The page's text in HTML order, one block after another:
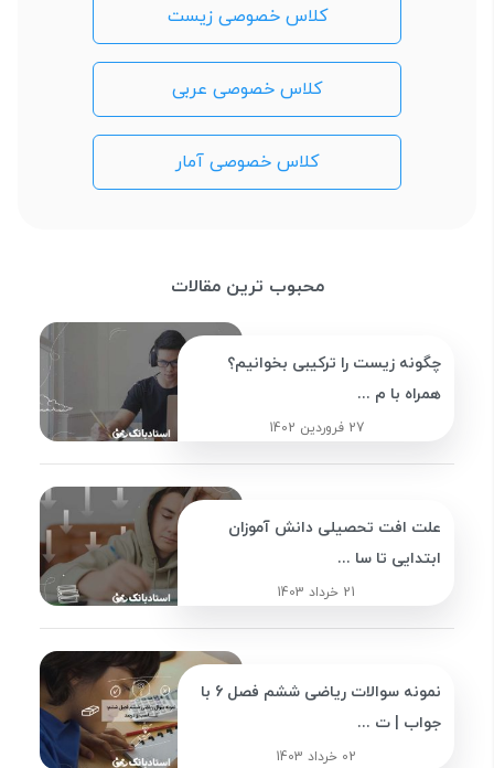
کلاس خصوصی زیست
کلاس خصوصی عربی
کلاس خصوصی آمار
محبوب ترین مقالات
چگونه زیست را ترکیبی بخوانیم؟
همراه با م ...
27 فروردین 1402
علت افت تحصیلی دانش آموزان
ابتدایی تا سا ...
21 خرداد 1403
نمونه سوالات ریاضی ششم فصل 6 با
جواب | ت ...
02 خرداد 1403